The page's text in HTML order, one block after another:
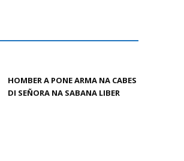
HOMBER A PONE ARMA NA CABES
DI SEÑORA NA SABANA LIBER